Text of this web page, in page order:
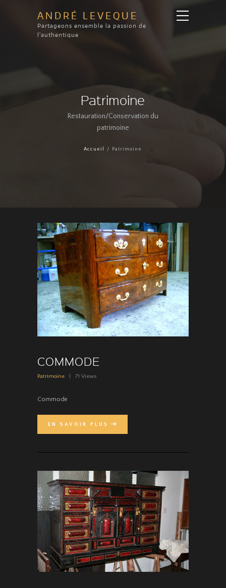
ANDRÉ LEVEQUE
Partageons ensemble la passion de
l'authentique
Patrimoine
Restauration/Conservation du
patrimoine
Accueil Patrimoine
COMMODE
Patrimoine 71 Views
Commode
EN SAVOIR PLUS